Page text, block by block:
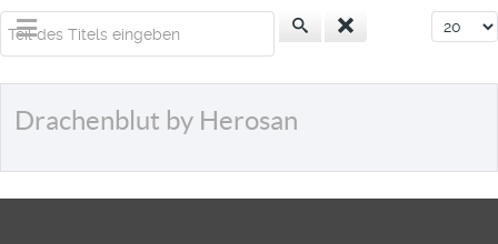
Teil des Titels eingeben
Drachenblut by Herosan